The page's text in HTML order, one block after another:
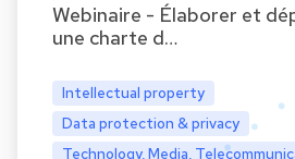
Webinaire - Élaborer et
une charte d…
Intellectual property
Data protection & privacy
Technology, Media,